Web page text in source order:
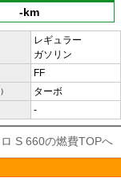
-km
レギュラー
ガソリン
FF
ターボ
-
S 660の燃費TOPへ